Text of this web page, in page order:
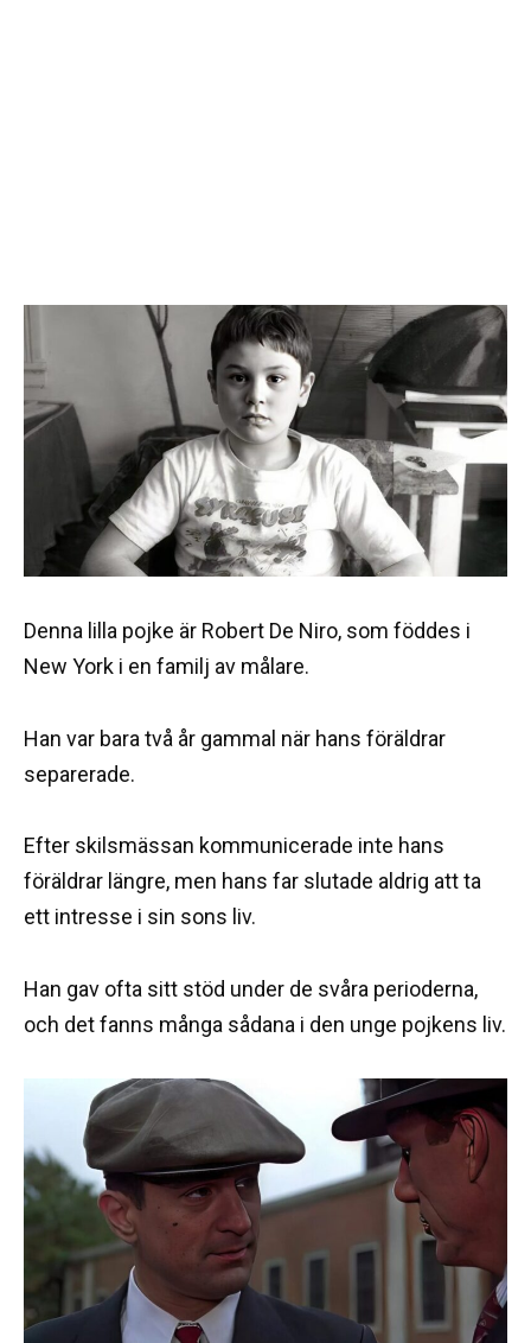
Denna lilla pojke är Robert De Niro, som föddes i
New York i en familj av målare.
Han var bara två år gammal när hans föräldrar
separerade.
Efter skilsmässan kommunicerade inte hans
föräldrar längre, men hans far slutade aldrig att ta
ett intresse i sin sons liv.
Han gav ofta sitt stöd under de svåra perioderna,
och det fanns många sådana i den unge pojkens liv.